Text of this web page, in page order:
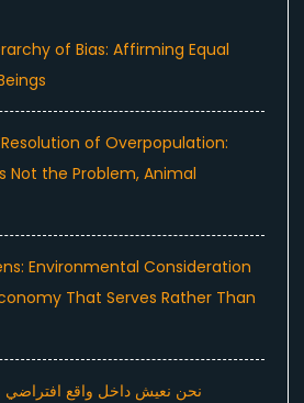
of Bias: Affirming Equal
of Overpopulation:
Not the Problem, Animal
Environmental Consideration
That Serves Rather Than
نحن نعيش داخل واقع افتراضي